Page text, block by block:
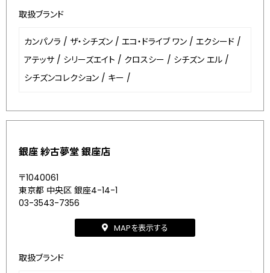
取扱ブランド
カンパノラ / ザ・シチズン / エコ・ドライブ ワン / エクシード /
アテッサ / シリーズエイト / クロスシー / シチズン エル /
シチズンコレクション / キー /
銀座 紗古夢堂 銀座店
〒1040061
東京都 中央区 銀座4-14-1
03-3543-7356
MAPを表示する
取扱ブランド